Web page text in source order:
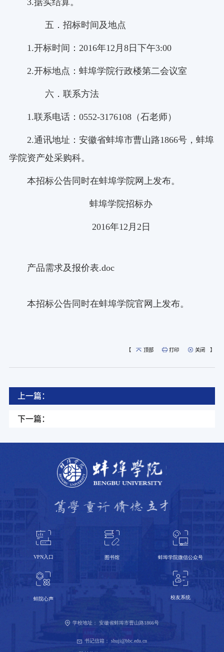
3.据实结算。
五．招标时间及地点
1.开标时间：2016年12月8日下午3:00
2.开标地点：蚌埠学院行政楼第二会议室
六．联系方法
1.联系电话：0552-3176108（石老师）
2.通讯地址：安徽省蚌埠市曹山路1866号，蚌埠
学院资产处采购科。
本招标公告同时在蚌埠学院网上发布。
蚌埠学院招标办
2016年12月2日
产品需求及报价表.doc
本招标公告同时在蚌埠学院官网上发布。
【 顶部 打印 关闭 】
上一篇：
下一篇：
VPN入口 图书馆 蚌埠学院微信公众号
蚌院心声 校友系统
学校地址： 安徽省蚌埠市曹山路1866号
书记信箱： shuji@bbc.edu.cn